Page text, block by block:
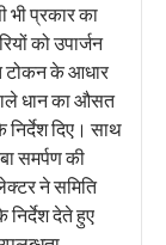
भी प्रकार का
को उपार्जन
टोकन के आधार
धान का औसत
दिए। साथ
समर्पण की
ने समिति
निर्देश देते हुए